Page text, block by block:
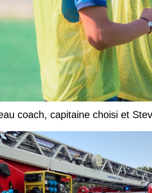
coach, capitaine choisi et